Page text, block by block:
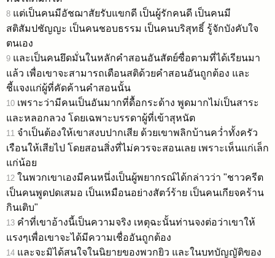
8 แต่เป็นคนมีอัชฌาสัยรับแขกดี เป็นผู้รักคนดี เป็นคนมี
สติสัมปชัญญะ เป็นคนชอบธรรม เป็นคนบริสุทธิ์ รู้จักบังคับใจ
ตนเอง
9 และเป็นคนยึดมั่นในหลักคำสอนอันสัตย์ซื่อตามที่ได้เรียนมา
แล้ว เพื่อเขาจะสามารถเตือนสติด้วยคำสอนอันถูกต้อง และ
ชี้แจงแก่ผู้ที่คัดค้านคำสอนนั้น
10 เพราะว่ามีคนเป็นอันมากที่ดื้อกระด้าง พูดมากไม่เป็นสาระ
และหลอกลวง โดยเฉพาะบรรดาผู้ที่เข้าสุหนัต
11 จำเป็นต้องให้เขาสงบปากเสีย ด้วยเขาพลิกบ้านคว่ำทั้งครัว
เรือนให้เสียไป โดยสอนสิ่งที่ไม่ควรจะสอนเลย เพราะเห็นแก่เล็ก
แก่น้อย
12 ในพวกเขาเองมีคนหนึ่งเป็นผู้พยากรณ์ได้กล่าวว่า "ชาวครีต
เป็นคนพูดปดเสมอ เป็นเหมือนอย่างสัตว์ร้าย เป็นคนเกียจคร้าน
กินเติบ"
13 คำที่เขาอ้างนี้เป็นความจริง เหตุฉะนั้นท่านจงต่อว่าเขาให้
แรงๆเพื่อเขาจะได้มีความเชื่ออันถูกต้อง
14 และจะมิได้สนใจในนิยายของพวกยิว และในบทบัญญัติของ